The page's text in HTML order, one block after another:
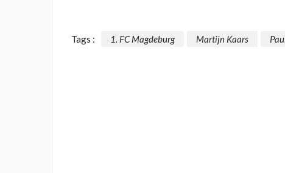
Tags : 1. FC Magdeburg Martijn Kaars